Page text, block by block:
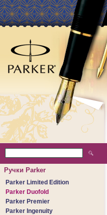
Ручки Parker
Parker Limited Edition
Parker Duofold
Parker Premier
Parker Ingenuity